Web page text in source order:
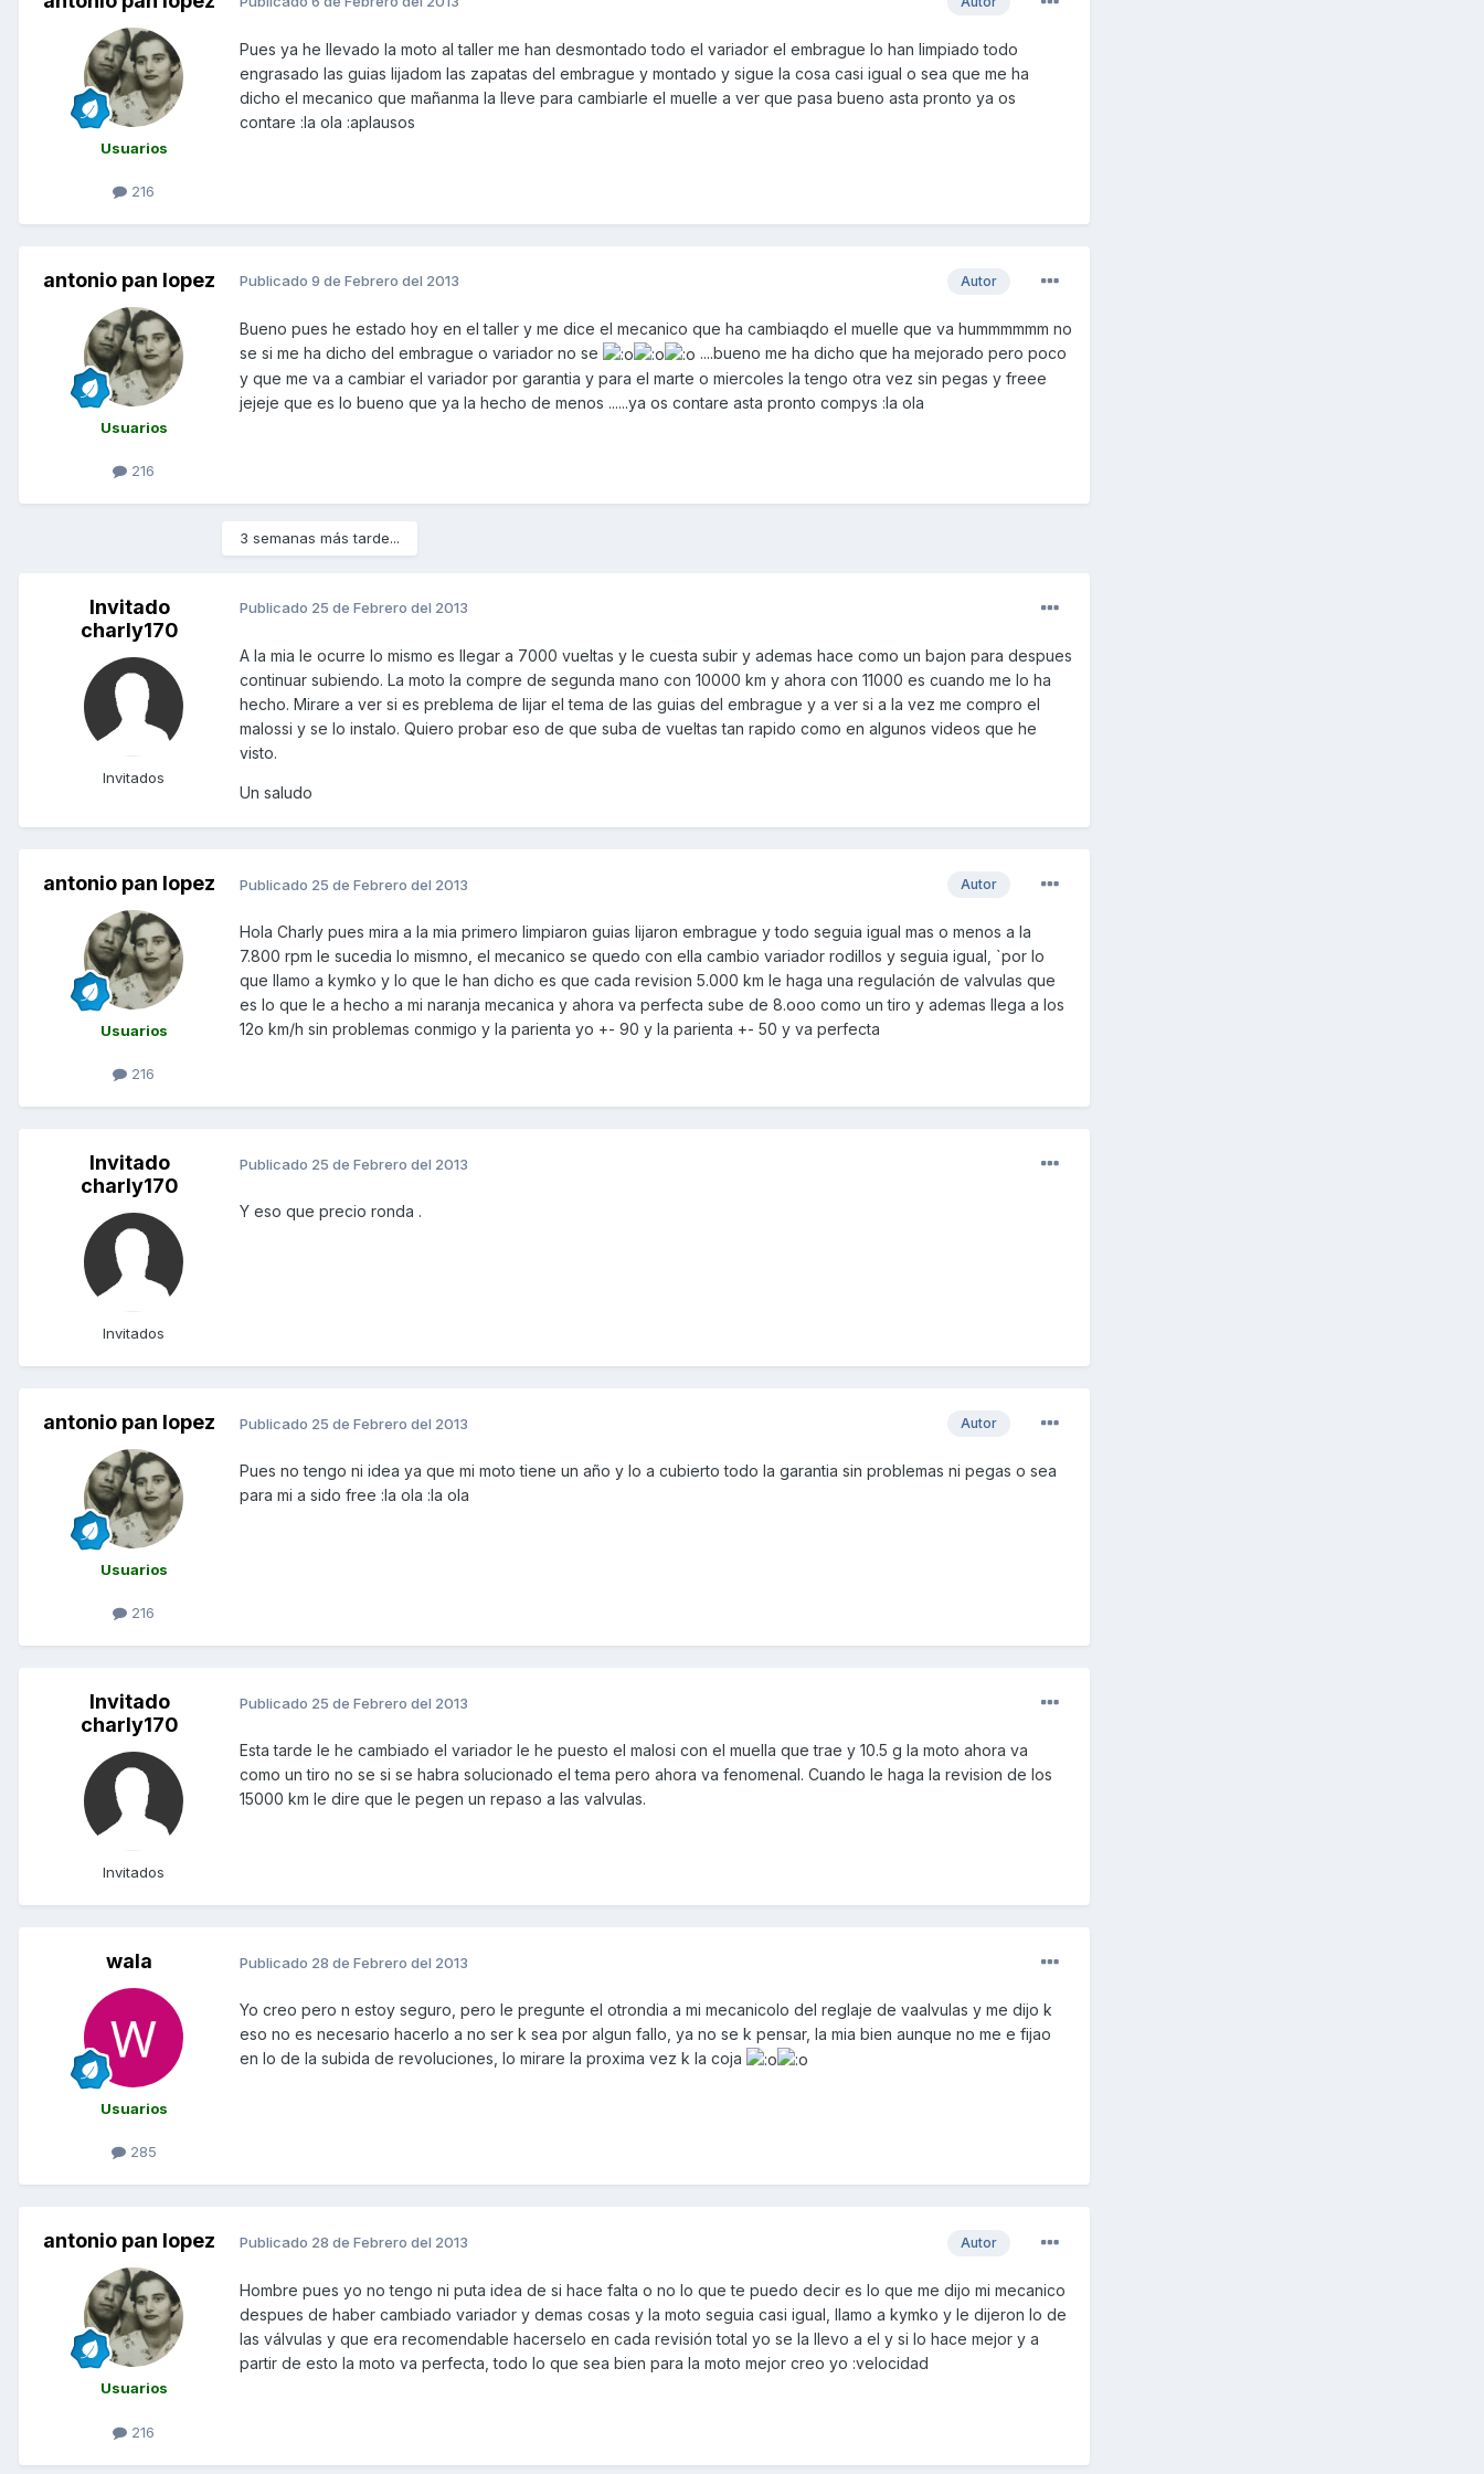
Usuarios
216
Pues ya he llevado la moto al taller me han desmontado todo el variador el embrague lo han limpiado todo
engrasado las guias lijadom las zapatas del embrague y montado y sigue la cosa casi igual o sea que me ha
dicho el mecanico que mañanma la lleve para cambiarle el muelle a ver que pasa bueno asta pronto ya os
contare :la ola :aplausos
antonio pan lopez
Usuarios
216
Autor
Publicado 9 de Febrero del 2013
Bueno pues he estado hoy en el taller y me dice el mecanico que ha cambiaqdo el muelle que va hummmmmm no
se si me ha dicho del embrague o variador no se
....bueno me ha dicho que ha mejorado pero poco
y que me va a cambiar el variador por garantia y para el marte o miercoles la tengo otra vez sin pegas y freee
jejeje que es lo bueno que ya la hecho de menos ......ya os contare asta pronto compys :la ola
3 semanas más tarde...
Invitado
charly170
Invitados
Publicado 25 de Febrero del 2013
A la mia le ocurre lo mismo es llegar a 7000 vueltas y le cuesta subir y ademas hace como un bajon para despues
continuar subiendo. La moto la compre de segunda mano con 10000 km y ahora con 11000 es cuando me lo ha
hecho. Mirare a ver si es preblema de lijar el tema de las guias del embrague y a ver si a la vez me compro el
malossi y se lo instalo. Quiero probar eso de que suba de vueltas tan rapido como en algunos videos que he
visto.
Un saludo
antonio pan lopez
Usuarios
216
Autor
Publicado 25 de Febrero del 2013
Hola Charly pues mira a la mia primero limpiaron guias lijaron embrague y todo seguia igual mas o menos a la
7.800 rpm le sucedia lo mismno, el mecanico se quedo con ella cambio variador rodillos y seguia igual, `por lo
que llamo a kymko y lo que le han dicho es que cada revision 5.000 km le haga una regulación de valvulas que
es lo que le a hecho a mi naranja mecanica y ahora va perfecta sube de 8.ooo como un tiro y ademas llega a los
12o km/h sin problemas conmigo y la parienta yo +- 90 y la parienta +- 50 y va perfecta
Invitado
charly170
Invitados
Publicado 25 de Febrero del 2013
Y eso que precio ronda .
antonio pan lopez
Usuarios
216
Autor
Publicado 25 de Febrero del 2013
Pues no tengo ni idea ya que mi moto tiene un año y lo a cubierto todo la garantia sin problemas ni pegas o sea
para mi a sido free :la ola :la ola
Invitado
charly170
Invitados
Publicado 25 de Febrero del 2013
Esta tarde le he cambiado el variador le he puesto el malosi con el muella que trae y 10.5 g la moto ahora va
como un tiro no se si se habra solucionado el tema pero ahora va fenomenal. Cuando le haga la revision de los
15000 km le dire que le pegen un repaso a las valvulas.
wala
Usuarios
285
Publicado 28 de Febrero del 2013
Yo creo pero n estoy seguro, pero le pregunte el otrondia a mi mecanicolo del reglaje de vaalvulas y me dijo k
eso no es necesario hacerlo a no ser k sea por algun fallo, ya no se k pensar, la mia bien aunque no me e fijao
en lo de la subida de revoluciones, lo mirare la proxima vez k la coja
antonio pan lopez
Usuarios
216
Autor
Publicado 28 de Febrero del 2013
Hombre pues yo no tengo ni puta idea de si hace falta o no lo que te puedo decir es lo que me dijo mi mecanico
despues de haber cambiado variador y demas cosas y la moto seguia casi igual, llamo a kymko y le dijeron lo de
las válvulas y que era recomendable hacerselo en cada revisión total yo se la llevo a el y si lo hace mejor y a
partir de esto la moto va perfecta, todo lo que sea bien para la moto mejor creo yo :velocidad